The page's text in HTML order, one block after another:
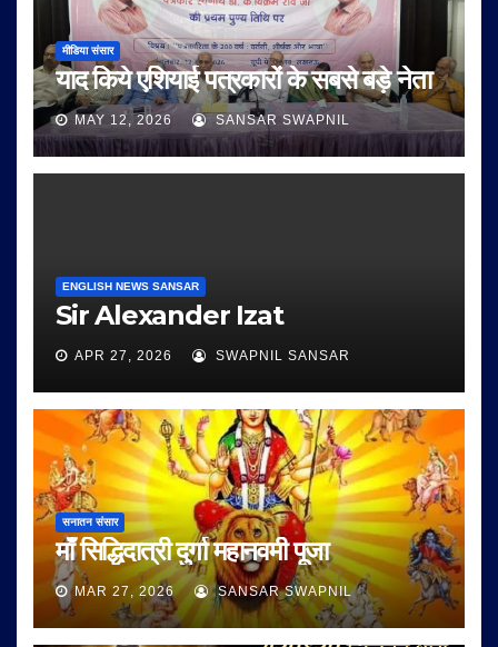
मीडिया संसार
याद किये एशियाई पत्रकारों के सबसे बड़े नेता
MAY 12, 2026 SANSAR SWAPNIL
ENGLISH NEWS SANSAR
Sir Alexander Izat
APR 27, 2026 SWAPNIL SANSAR
सनातन संसार
माँ सिद्धिदात्री दुर्गा महानवमी पूजा
MAR 27, 2026 SANSAR SWAPNIL